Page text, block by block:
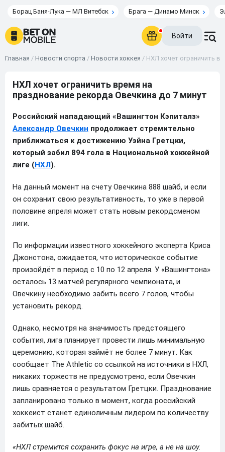
Борац Баня-Лука — МЛ Витебск Брага — Динамо Минск
Войти
Главная / Новости спорта / Новости хоккея / НХЛ хочет ограничить
НХЛ хочет ограничить время на
празднование рекорда Овечкина до 7 минут
Российский нападающий «Вашингтон Кэпиталз»
Александр Овечкин продолжает стремительно
приближаться к достижению Уэйна Гретцки,
который забил 894 гола в Национальной хоккейной
лиге (НХЛ).
На данный момент на счету Овечкина 888 шайб, и если
он сохранит свою результативность, то уже в первой
половине апреля может стать новым рекордсменом
лиги.
По информации известного хоккейного эксперта Криса
Джонстона, ожидается, что историческое событие
произойдёт в период с 10 по 12 апреля. У «Вашингтона»
осталось 13 матчей регулярного чемпионата, и
Овечкину необходимо забить всего 7 голов, чтобы
установить рекорд.
Однако, несмотря на значимость предстоящего
события, лига планирует провести лишь минимальную
церемонию, которая займёт не более 7 минут. Как
сообщает The Athletic со ссылкой на источники в НХЛ,
никаких торжеств не предусмотрено, если Овечкин
лишь сравняется с результатом Гретцки. Празднование
запланировано только в момент, когда российский
хоккеист станет единоличным лидером по количеству
забитых шайб.
«НХЛ стремится сохранить фокус на игре, а не на шоу.